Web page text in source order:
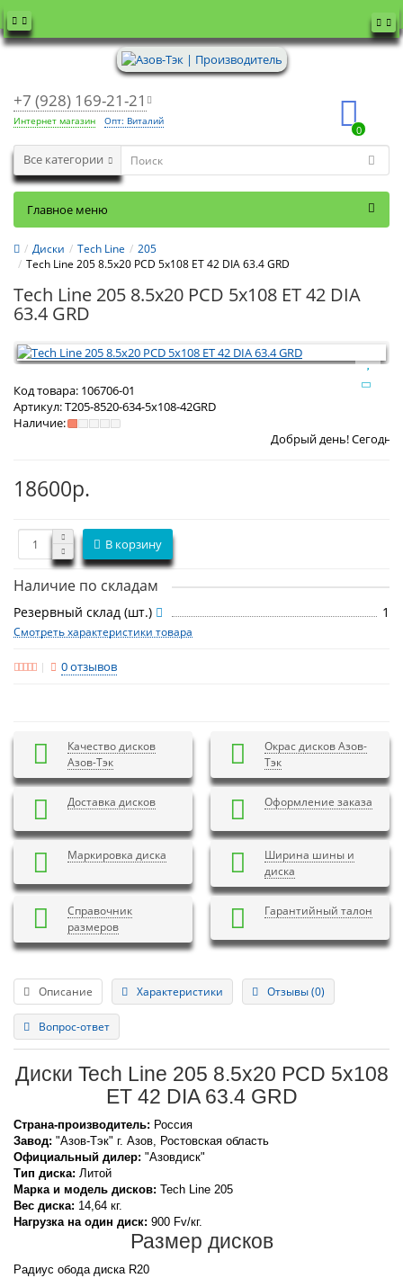
+7 (928) 169-21-21
Интернет магазин Опт: Виталий
0
Все категории
Главное меню
Диски Tech Line
205
Tech Line 205 8.5x20 PCD 5x108 ET 42 DIA 63.4 GRD
Tech Line 205 8.5x20 PCD 5x108 ET 42 DIA
63.4 GRD
Код товара: 106706-01
Артикул:T205-8520-634-5x108-42GRD
Наличие:
Добрый день! СегодняСуббота 8
18600р.
В корзину
Наличие по складам
Резервный склад (шт.) 1
Смотреть характеристики товара
0 отзывов
Качество дисков
Азов-Тэк
Окрас дисков Азов-
Тэк
Доставка дисков Оформление заказа
Маркировка диска
Ширина шины и
диска
Справочник
размеров
Гарантийный талон
Описание Характеристики Отзывы (0)
Вопрос-ответ
Диски Tech Line 205 8.5x20 PCD 5x108
ET 42 DIA 63.4 GRD
Страна-производитель: Россия
Завод: "Азов-Тэк" г. Азов, Ростовская область
Официальный дилер: "Азовдиск"
Тип диска: Литой
Марка и модель дисков: Tech Line 205
Вес диска: 14,64 кг.
Нагрузка на один диск: 900 Fv/кг.
Размер дисков
Радиус обода диска R20